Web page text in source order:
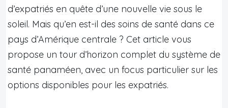
d’expatriés en quête d’une nouvelle vie sous le
soleil. Mais qu’en est-il des soins de santé dans ce
pays d’Amérique centrale ? Cet article vous
propose un tour d’horizon complet du système de
santé panaméen, avec un focus particulier sur les
options disponibles pour les expatriés.